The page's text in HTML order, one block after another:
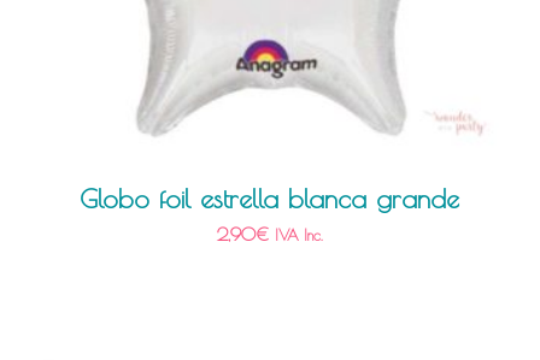
Globo foil estrella blanca grande
2,90€ IVA Inc.